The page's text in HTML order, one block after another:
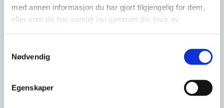
med annen informasjon du har gjort tilgjengelig for dem,
eller som de har samlet inn gjennom din bruk av
Nødvendig
Egenskaper
og aksepterer at Helse Sør-Øst sender pengene rett i lomma
på internasjonale, kommersielle aktører fremfor norske
Vestre må styre bedre
Vestre vil raskt kunne si at det er Helse Sør-Øst som avgjør slike